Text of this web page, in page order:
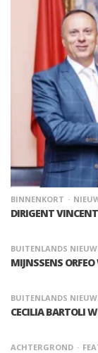
BINNENKORT
DIRIGENT
BUITENLANDS
MIJNSSENS
BUITENLANDS
CECILIA BARTOLI
ACHTERGROND